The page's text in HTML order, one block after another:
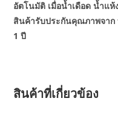
อัตโนมัติ เมื่อน้ำเดือด น้ำแห้
สินค้ารับประกันคุณภาพจาก
1 ปี
สินค้าที่เกี่ยวข้อง